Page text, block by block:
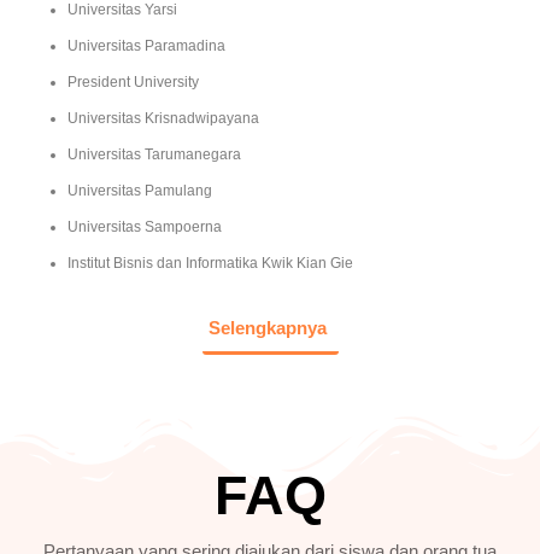
Universitas Yarsi
Universitas Paramadina
President University
Universitas Krisnadwipayana
Universitas Tarumanegara
Universitas Pamulang
Universitas Sampoerna
Institut Bisnis dan Informatika Kwik Kian Gie
Selengkapnya
FAQ